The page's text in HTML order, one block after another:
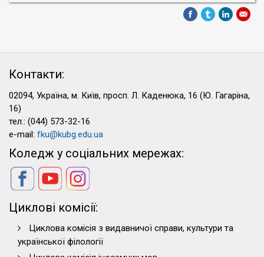
Контакти:
02094, Україна, м. Київ, просп. Л. Каденюка, 16 (Ю. Гагаріна,
16)
тел.: (044) 573-32-16
e-mail: fku@kubg.edu.ua
Коледж у соціальних мережах:
Циклові комісії:
Циклова комісія з видавничої справи, культури та
української філології